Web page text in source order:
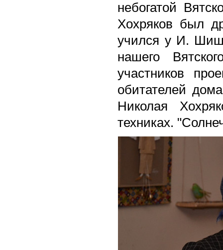
небогатой
Хохряков был
учился у И.
нашего
участников
обитателей
Николая
техниках.